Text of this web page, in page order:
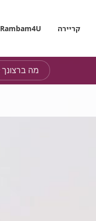
קריירה Rambam4U
בחירת
שים
לב,
בבחירת
לאתר
מה
ברצונך
לחפש?